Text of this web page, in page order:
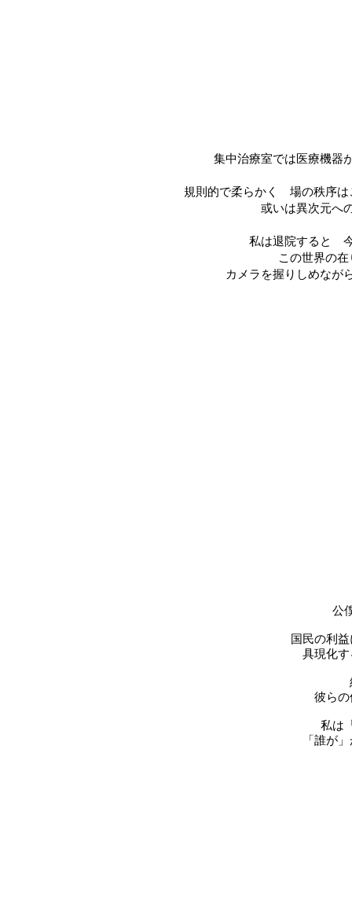
集中治療室では医療機器
規則的で柔らかく 場の秩序は
或いは異次元へ
私は退院すると
この世界の
カメラを握りしめな
公
国民の利
具現化
彼ら
私は
「誰が